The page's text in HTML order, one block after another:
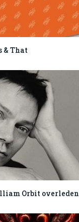
& That
Orbit overleden